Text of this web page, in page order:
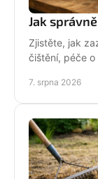
Jak
Zjistěte, jak
čištění, péče o
7. srpna 2026